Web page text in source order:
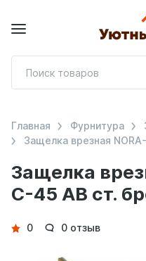
Защелка
С-45 AB ст.
Главная Фурнитура
Защелка врезная
Детали
0 0 отзыв